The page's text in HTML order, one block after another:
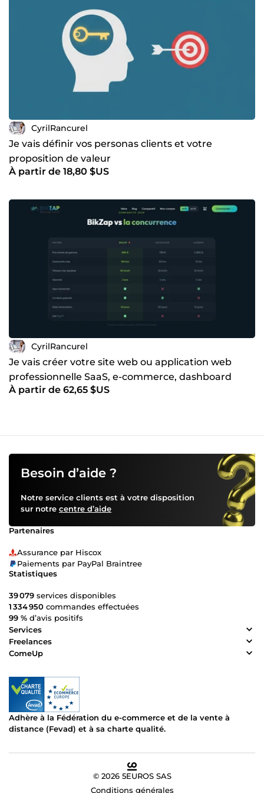
CyrilRancurel
Je vais définir vos personas clients et votre
proposition de valeur
À partir de 18,80 $US
CyrilRancurel
Je vais créer votre site web ou application web
professionnelle SaaS, e-commerce, dashboard
admin
À partir de 62,65 $US
Besoin d’aide ?
Notre service clients est à votre disposition
sur notre centre d’aide
Partenaires
Assurance par Hiscox
Paiements par PayPal Braintree
Statistiques
39 079 services disponibles
1 334 950 commandes effectuées
99 % d’avis positifs
Services
Freelances
ComeUp
Adhère à la Fédération du e-commerce et de la vente à
distance (Fevad) et à sa charte qualité.
© 2026 5EUROS SAS
Conditions générales